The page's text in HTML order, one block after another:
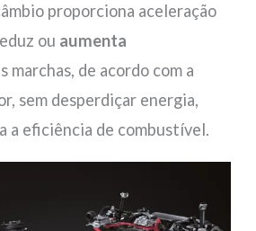
proporciona aceleração
ou aumenta
marchas, de acordo com a
sem desperdiçar energia,
a eficiência de combustível.